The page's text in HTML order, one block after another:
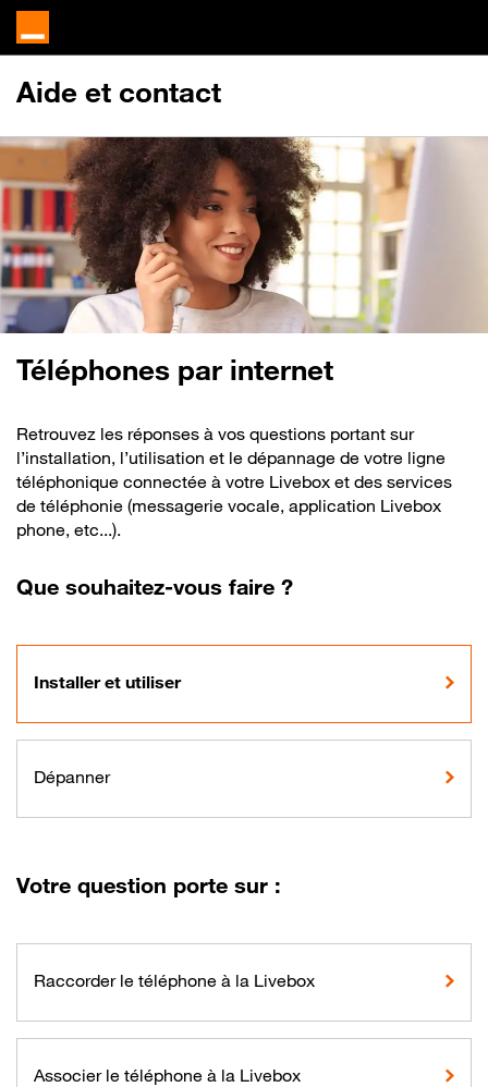
Aide et contact
Téléphones par internet
Retrouvez les réponses à vos questions portant sur
l’installation, l’utilisation et le dépannage de votre ligne
téléphonique connectée à votre Livebox et des services
de téléphonie (messagerie vocale, application Livebox
phone, etc...).
Que souhaitez-vous faire ?
Installer et utiliser
Dépanner
Votre question porte sur :
Raccorder le téléphone à la Livebox
Associer le téléphone à la Livebox